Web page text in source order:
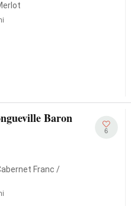
Baron
Franc /
6